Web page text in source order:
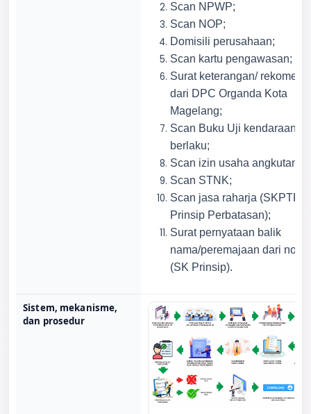
Scan NPWP;
Scan NOP;
Domisili perusahaan;
Scan kartu pengawasan;
Surat keterangan/
dari DPC Organda Kota
Magelang;
Scan Buku Uji kendaraan
berlaku;
Scan izin usaha angkutan;
Scan STNK;
Scan jasa raharja (SKPTP,
Prinsip Perbatasan);
Surat pernyataan balik
nama/peremajaan dari
(SK Prinsip).
Sistem, mekanisme,
dan prosedur